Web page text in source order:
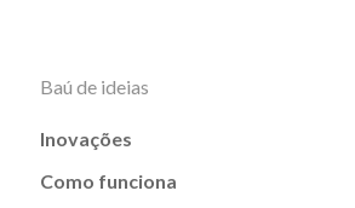
Baú de ideias
Inovações
Como funciona